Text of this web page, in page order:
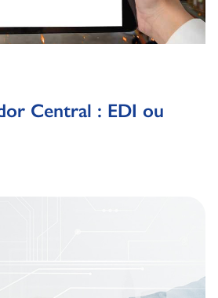
Central : EDI ou